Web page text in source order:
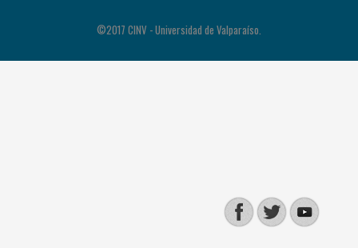
©2017 CINV - Universidad de Valparaíso.